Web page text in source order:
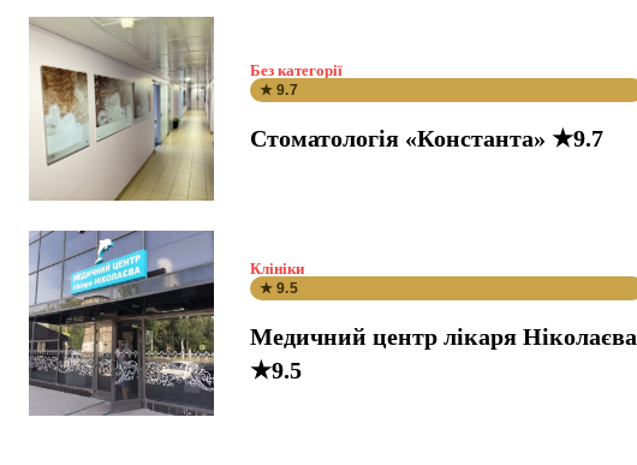
Без категорії
★ 9.7
Стоматологія «Константа» ★9.7
Клініки
★ 9.5
Медичний центр лікаря Ніколаєва
★9.5